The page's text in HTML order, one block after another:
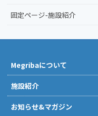
固定ページ-施設紹介
Megribaについて
施設紹介
お知らせ&マガジン